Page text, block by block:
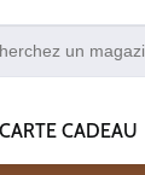
CARTE CADEAU